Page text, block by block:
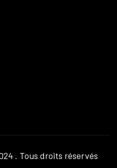
. Tous droits réservés